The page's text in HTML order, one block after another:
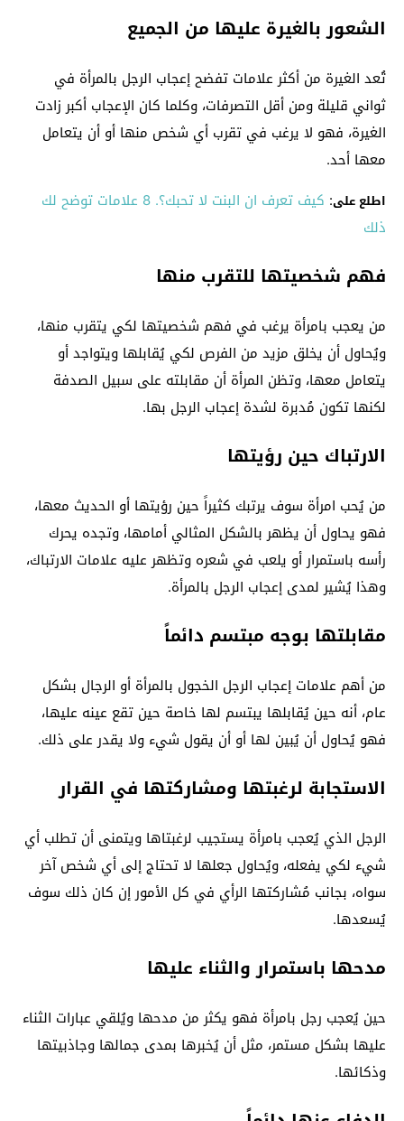
الشعور بالغيرة عليها من الجميع
تُعد الغيرة من أكثر علامات تفضح إعجاب الرجل بالمرأة في
ثواني قليلة ومن أقل التصرفات، وكلما كان الإعجاب أكبر زادت
الغيرة، فهو لا يرغب في تقرب أي شخص منها أو أن يتعامل
معها أحد.
اطلع على:
كيف تعرف ان البنت لا تحبك؟. 8 علامات توضح لك
ذلك
فهم شخصيتها للتقرب منها
من يعجب بامرأة يرغب في فهم شخصيتها لكي يتقرب منها،
ويُحاول أن يخلق مزيد من الفرص لكي يُقابلها ويتواجد أو
يتعامل معها، وتظن المرأة أن مقابلته على سبيل الصدفة
لكنها تكون مُدبرة لشدة إعجاب الرجل بها.
الارتباك حين رؤيتها
من يُحب امرأة سوف يرتبك كثيراً حين رؤيتها أو الحديث معها،
فهو يحاول أن يظهر بالشكل المثالي أمامها، وتجده يحرك
رأسه باستمرار أو يلعب في شعره وتظهر عليه علامات الارتباك،
وهذا يُشير لمدى إعجاب الرجل بالمرأة.
مقابلتها بوجه مبتسم دائماً
من أهم علامات إعجاب الرجل الخجول بالمرأة أو الرجال بشكل
عام، أنه حين يُقابلها يبتسم لها خاصة حين تقع عينه عليها،
فهو يُحاول أن يُبين لها أو أن يقول شيء ولا يقدر على ذلك.
الاستجابة لرغبتها ومشاركتها في القرار
الرجل الذي يُعجب بامرأة يستجيب لرغبتاها ويتمنى أن تطلب أي
شيء لكي يفعله، ويُحاول جعلها لا تحتاج إلى أي شخص آخر
سواه، بجانب مُشاركتها الرأي في كل الأمور إن كان ذلك سوف
يُسعدها.
مدحها باستمرار والثناء عليها
حين يُعجب رجل بامرأة فهو يكثر من مدحها ويُلقي عبارات الثناء
عليها بشكل مستمر، مثل أن يُخبرها بمدى جمالها وجاذبيتها
وذكائها.